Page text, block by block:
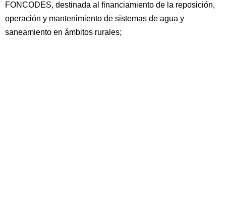
FONCODES, destinada al financiamiento de la reposición,
operación y mantenimiento de sistemas de agua y
saneamiento en ámbitos rurales;